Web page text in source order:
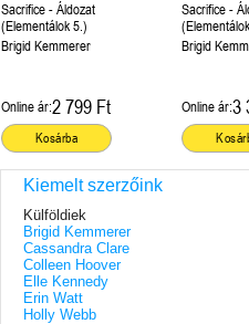
Sacrifice - Áldozat
(Elementálok 5.)
Brigid Kemmerer
Online ár:2 799 Ft
Kosárba
Sacrifice -
Brigid
Online ár:3
Kiemelt szerzőink
Külföldiek
Brigid Kemmerer
Cassandra Clare
Colleen Hoover
Elle Kennedy
Erin Watt
Holly Webb